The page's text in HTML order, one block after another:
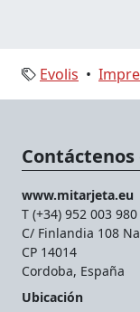
Evolis •
Contáctenos
www.mitarjeta.eu
T (+34) 952 003 980
C/ Finlandia 108
CP 14014
Cordoba, España
Ubicación